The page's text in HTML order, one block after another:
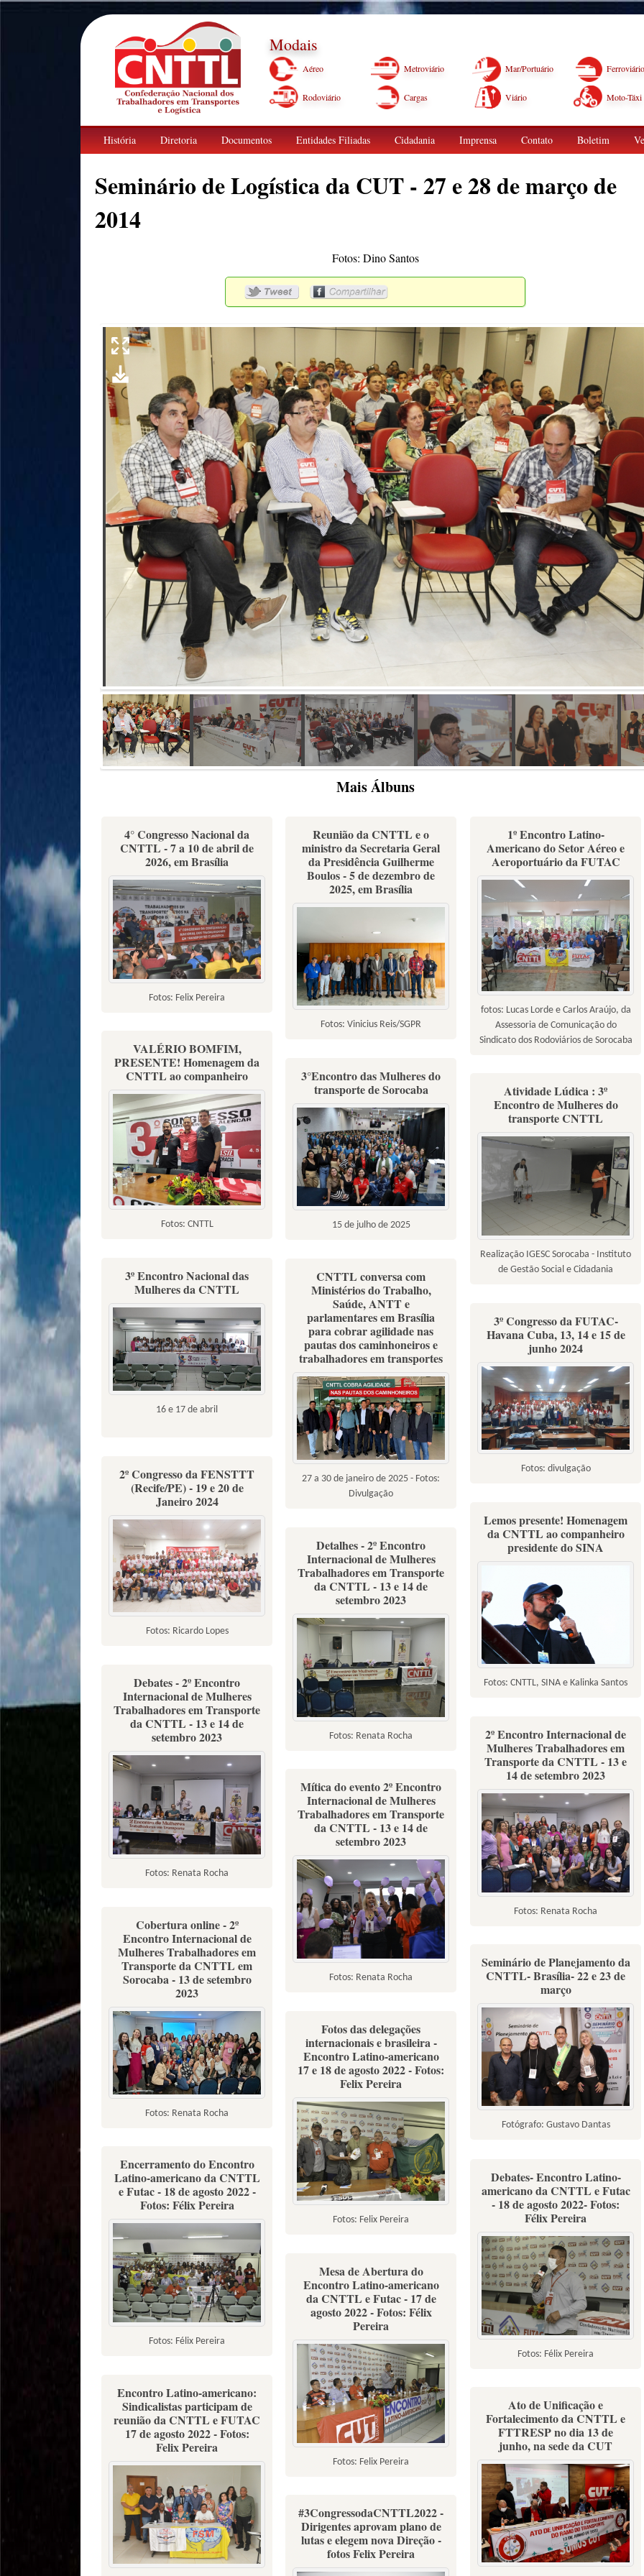
Modais
Aéreo Metroviário Mar/Portuário Ferroviário
Rodoviário Cargas Viário Moto-Táxi
História Diretoria Documentos Entidades Filiadas Cidadania Imprensa Contato Boletim
Seminário de Logística da CUT - 27 e 28 de março de
2014
Fotos: Dino Santos
Mais Álbuns
4° Congresso Nacional da
CNTTL - 7 a 10 de abril de
2026, em Brasília
Fotos: Felix Pereira
Reunião da CNTTL e o
ministro da Secretaria Geral
da Presidência Guilherme
Boulos - 5 de dezembro de
2025, em Brasília
Fotos: Vinicius Reis/SGPR
1º Encontro Latino-
Americano do Setor Aéreo e
Aeroportuário da FUTAC
fotos: Lucas Lorde e Carlos Araújo, da
Assessoria de Comunicação do
Sindicato dos Rodoviários de Sorocaba
VALÉRIO BOMFIM,
PRESENTE! Homenagem da
CNTTL ao companheiro
Fotos: CNTTL
3°Encontro das Mulheres do
transporte de Sorocaba
15 de julho de 2025
Atividade Lúdica : 3º
Encontro de Mulheres do
transporte CNTTL
Realização IGESC Sorocaba - Instituto
de Gestão Social e Cidadania
3º Encontro Nacional das
Mulheres da CNTTL
16 e 17 de abril
CNTTL conversa com
Ministérios do Trabalho,
Saúde, ANTT e
parlamentares em Brasília
para cobrar agilidade nas
pautas dos caminhoneiros e
trabalhadores em transportes
27 a 30 de janeiro de 2025 - Fotos:
Divulgação
3º Congresso da FUTAC-
Havana Cuba, 13, 14 e 15 de
junho 2024
Fotos: divulgação
2º Congresso da FENSTTT
(Recife/PE) - 19 e 20 de
Janeiro 2024
Fotos: Ricardo Lopes
Lemos presente! Homenagem
da CNTTL ao companheiro
presidente do SINA
Fotos: CNTTL, SINA e Kalinka Santos
Detalhes - 2º Encontro
Internacional de Mulheres
Trabalhadores em Transporte
da CNTTL - 13 e 14 de
setembro 2023
Fotos: Renata Rocha
Debates - 2º Encontro
Internacional de Mulheres
Trabalhadores em Transporte
da CNTTL - 13 e 14 de
setembro 2023
Fotos: Renata Rocha
2º Encontro Internacional de
Mulheres Trabalhadores em
Transporte da CNTTL - 13 e
14 de setembro 2023
Fotos: Renata Rocha
Mítica do evento 2º Encontro
Internacional de Mulheres
Trabalhadores em Transporte
da CNTTL - 13 e 14 de
setembro 2023
Fotos: Renata Rocha
Cobertura online - 2º
Encontro Internacional de
Mulheres Trabalhadores em
Transporte da CNTTL em
Sorocaba - 13 de setembro
2023
Fotos: Renata Rocha
Seminário de Planejamento da
CNTTL- Brasília- 22 e 23 de
março
Fotógrafo: Gustavo Dantas
Fotos das delegações
internacionais e brasileira -
Encontro Latino-americano
17 e 18 de agosto 2022 - Fotos:
Felix Pereira
Fotos: Felix Pereira
Encerramento do Encontro
Latino-americano da CNTTL
e Futac - 18 de agosto 2022 -
Fotos: Félix Pereira
Fotos: Félix Pereira
Debates- Encontro Latino-
americano da CNTTL e Futac
- 18 de agosto 2022- Fotos:
Félix Pereira
Fotos: Félix Pereira
Mesa de Abertura do
Encontro Latino-americano
da CNTTL e Futac - 17 de
agosto 2022 - Fotos: Félix
Pereira
Fotos: Felix Pereira
Encontro Latino-americano:
Sindicalistas participam de
reunião da CNTTL e FUTAC
17 de agosto 2022 - Fotos:
Felix Pereira
Ato de Unificação e
Fortalecimento da CNTTL e
FTTRESP no dia 13 de
junho, na sede da CUT
#3CongressodaCNTTL2022 -
Dirigentes aprovam plano de
lutas e elegem nova Direção -
fotos Felix Pereira